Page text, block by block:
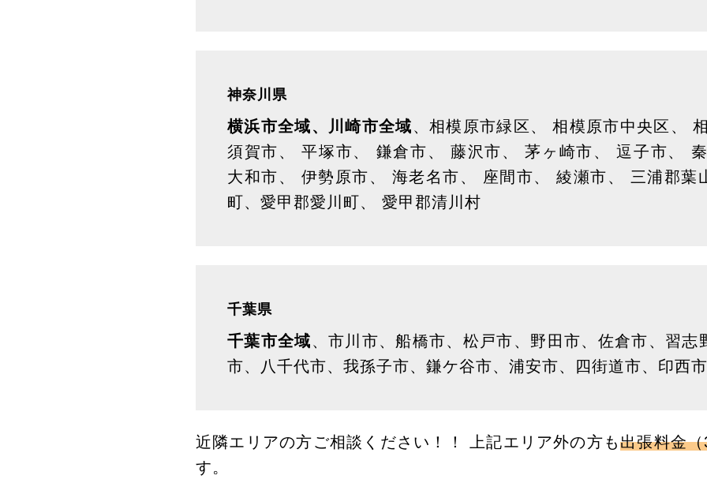
神奈川県
横浜市全域、川崎市全域、相模原市緑区、 相模原市中央区、
須賀市、 平塚市、 鎌倉市、 藤沢市、 茅ヶ崎市、 逗子市、
大和市、 伊勢原市、 海老名市、 座間市、 綾瀬市、 三浦郡葉
町、愛甲郡愛川町、 愛甲郡清川村
千葉県
千葉市全域、市川市、船橋市、松戸市、野田市、佐倉市、習志
市、八千代市、我孫子市、鎌ケ谷市、浦安市、四街道市、印西
近隣エリアの方ご相談ください！！ 上記エリア外の方も出張料金
す。